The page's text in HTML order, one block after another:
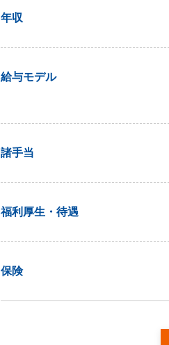
年収
給与モデル
諸手当
福利厚生・待遇
保険